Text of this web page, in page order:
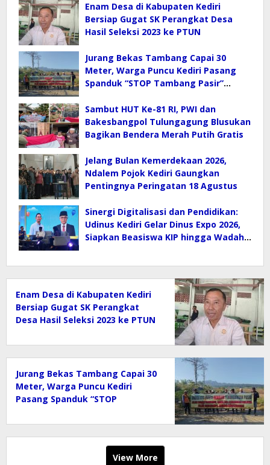
Enam Desa di Kabupaten Kediri
Bersiap Gugat SK Perangkat Desa
Hasil Seleksi 2023 ke PTUN
Jurang Bekas Tambang Capai 30
Meter, Warga Puncu Kediri Pasang
Spanduk “STOP Tambang Pasir”
Sambut HUT Ke-81 RI, PWI dan
Bakesbangpol Tulungagung Blusukan
Bagikan Bendera Merah Putih Gratis
Jelang Bulan Kemerdekaan 2026,
Ndalem Pojok Kediri Gaungkan
Pentingnya Peringatan 18 Agustus
Sinergi Digitalisasi dan Pendidikan:
Udinus Kediri Gelar Dinus Expo 2026,
Siapkan Beasiswa KIP hingga Wadah
Enam Desa di Kabupaten Kediri
Bersiap Gugat SK Perangkat
Desa Hasil Seleksi 2023 ke PTUN
Jurang Bekas Tambang Capai 30
Meter, Warga Puncu Kediri
Pasang Spanduk “STOP
Mata Air
View More